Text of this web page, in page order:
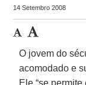
14 Setembro 2008
O jovem do
acomodado e
Ele “se